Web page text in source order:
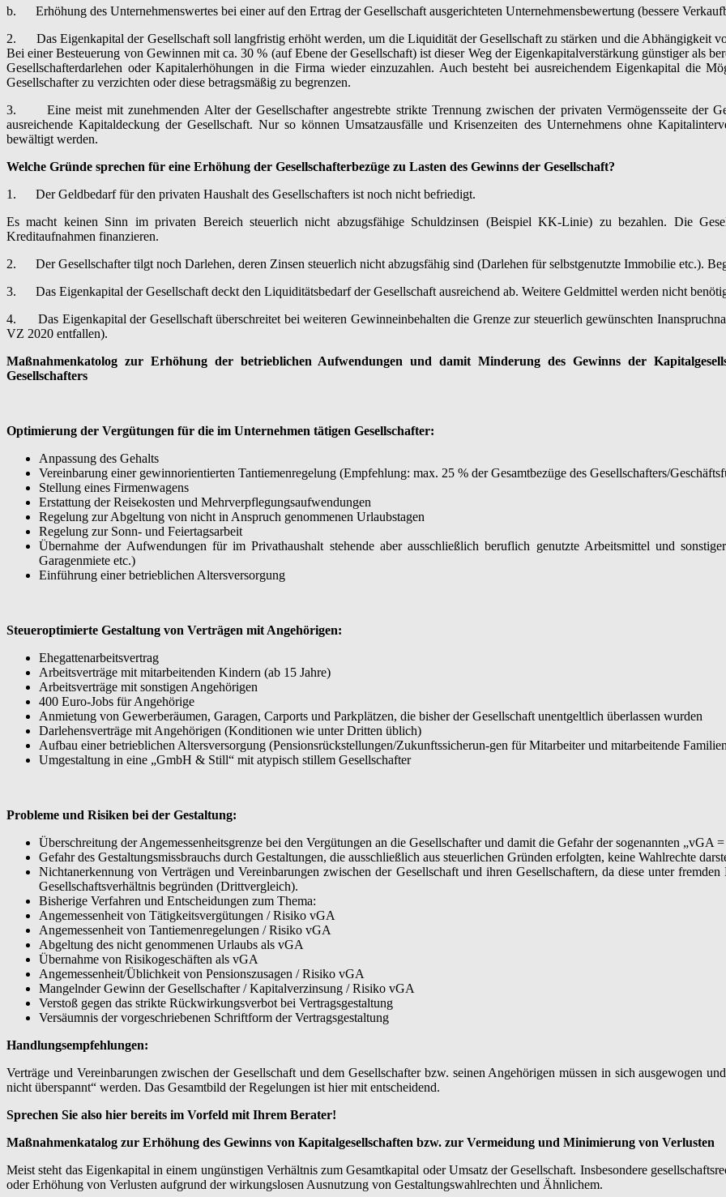
b. Erhöhung des Unternehmenswertes bei einer auf den Ertrag der Gesellschaft ausgerichteten Unternehmensbewertung (bessere
2. Das Eigenkapital der Gesellschaft soll langfristig erhöht werden, um die Liquidität der Gesellschaft zu stärken und die Abhängigkeit
Bei einer Besteuerung von Gewinnen mit ca. 30 % (auf Ebene der Gesellschaft) ist dieser Weg der Eigenkapitalverstärkung günstiger als
Gesellschafterdarlehen oder Kapitalerhöhungen in die Firma wieder einzuzahlen. Auch besteht bei ausreichendem Eigenkapital die
Gesellschafter zu verzichten oder diese betragsmäßig zu begrenzen.
3. Eine meist mit zunehmenden Alter der Gesellschafter angestrebte strikte Trennung zwischen der privaten Vermögensseite der
ausreichende Kapitaldeckung der Gesellschaft. Nur so können Umsatzausfälle und Krisenzeiten des Unternehmens ohne
bewältigt werden.
Welche Gründe sprechen für eine Erhöhung der Gesellschafterbezüge zu Lasten des Gewinns der Gesellschaft?
1. Der Geldbedarf für den privaten Haushalt des Gesellschafters ist noch nicht befriedigt.
Es macht keinen Sinn im privaten Bereich steuerlich nicht abzugsfähige Schuldzinsen (Beispiel KK-Linie) zu bezahlen. Die
Kreditaufnahmen finanzieren.
2. Der Gesellschafter tilgt noch Darlehen, deren Zinsen steuerlich nicht abzugsfähig sind (Darlehen für selbstgenutzte Immobilie etc.).
3. Das Eigenkapital der Gesellschaft deckt den Liquiditätsbedarf der Gesellschaft ausreichend ab. Weitere Geldmittel werden nicht
4. Das Eigenkapital der Gesellschaft überschreitet bei weiteren Gewinneinbehalten die Grenze zur steuerlich gewünschten
VZ 2020 entfallen).
Maßnahmenkatolog zur Erhöhung der betrieblichen Aufwendungen und damit Minderung des Gewinns der
Gesellschafters
Optimierung der Vergütungen für die im Unternehmen tätigen Gesellschafter:
Anpassung des Gehalts
Vereinbarung einer gewinnorientierten Tantiemenregelung (Empfehlung: max. 25 % der Gesamtbezüge des Gesellschafters/
Stellung eines Firmenwagens
Erstattung der Reisekosten und Mehrverpflegungsaufwendungen
Regelung zur Abgeltung von nicht in Anspruch genommenen Urlaubstagen
Regelung zur Sonn- und Feiertagsarbeit
Übernahme der Aufwendungen für im Privathaushalt stehende aber ausschließlich beruflich genutzte Arbeitsmittel und
Garagenmiete etc.)
Einführung einer betrieblichen Altersversorgung
Steueroptimierte Gestaltung von Verträgen mit Angehörigen:
Ehegattenarbeitsvertrag
Arbeitsverträge mit mitarbeitenden Kindern (ab 15 Jahre)
Arbeitsverträge mit sonstigen Angehörigen
400 Euro-Jobs für Angehörige
Anmietung von Gewerberäumen, Garagen, Carports und Parkplätzen, die bisher der Gesellschaft unentgeltlich überlassen wurden
Darlehensverträge mit Angehörigen (Konditionen wie unter Dritten üblich)
Aufbau einer betrieblichen Altersversorgung (Pensionsrückstellungen/Zukunftssicherun-gen für Mitarbeiter und mitarbeitende
Umgestaltung in eine „GmbH & Still“ mit atypisch stillem Gesellschafter
Probleme und Risiken bei der Gestaltung:
Überschreitung der Angemessenheitsgrenze bei den Vergütungen an die Gesellschafter und damit die Gefahr der sogenannten „vGA
Gefahr des Gestaltungsmissbrauchs durch Gestaltungen, die ausschließlich aus steuerlichen Gründen erfolgten, keine Wahlrechte
Nichtanerkennung von Verträgen und Vereinbarungen zwischen der Gesellschaft und ihren Gesellschaftern, da diese unter
Gesellschaftsverhältnis begründen (Drittvergleich).
Bisherige Verfahren und Entscheidungen zum Thema:
Angemessenheit von Tätigkeitsvergütungen / Risiko vGA
Angemessenheit von Tantiemenregelungen / Risiko vGA
Abgeltung des nicht genommenen Urlaubs als vGA
Übernahme von Risikogeschäften als vGA
Angemessenheit/Üblichkeit von Pensionszusagen / Risiko vGA
Mangelnder Gewinn der Gesellschafter / Kapitalverzinsung / Risiko vGA
Verstoß gegen das strikte Rückwirkungsverbot bei Vertragsgestaltung
Versäumnis der vorgeschriebenen Schriftform der Vertragsgestaltung
Handlungsempfehlungen:
Verträge und Vereinbarungen zwischen der Gesellschaft und dem Gesellschafter bzw. seinen Angehörigen müssen in sich ausgewogen
nicht überspannt“ werden. Das Gesamtbild der Regelungen ist hier mit entscheidend.
Sprechen Sie also hier bereits im Vorfeld mit Ihrem Berater!
Maßnahmenkatalog zur Erhöhung des Gewinns von Kapitalgesellschaften bzw. zur Vermeidung und Minimierung von Verlusten
Meist steht das Eigenkapital in einem ungünstigen Verhältnis zum Gesamtkapital oder Umsatz der Gesellschaft. Insbesondere
oder Erhöhung von Verlusten aufgrund der wirkungslosen Ausnutzung von Gestaltungswahlrechten und Ähnlichem.